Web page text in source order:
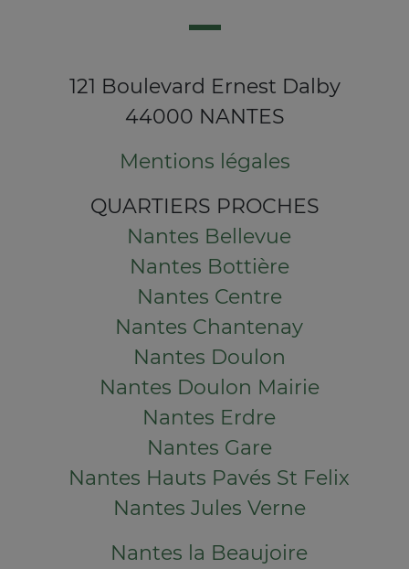
121 Boulevard Ernest Dalby
44000 NANTES
Mentions légales
QUARTIERS PROCHES
Nantes Bellevue
Nantes Bottière
Nantes Centre
Nantes Chantenay
Nantes Doulon
Nantes Doulon Mairie
Nantes Erdre
Nantes Gare
Nantes Hauts Pavés St Felix
Nantes Jules Verne
Nantes la Beaujoire